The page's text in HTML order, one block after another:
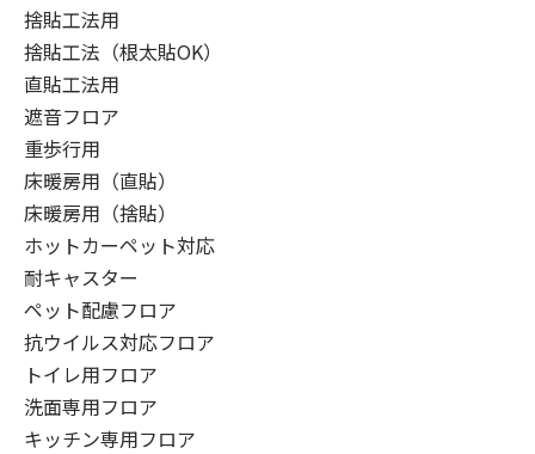
捨貼工法用
捨貼工法（根太貼OK）
直貼工法用
遮音フロア
重歩行用
床暖房用（直貼）
床暖房用（捨貼）
ホットカーペット対応
耐キャスター
ペット配慮フロア
抗ウイルス対応フロア
トイレ用フロア
洗面専用フロア
キッチン専用フロア